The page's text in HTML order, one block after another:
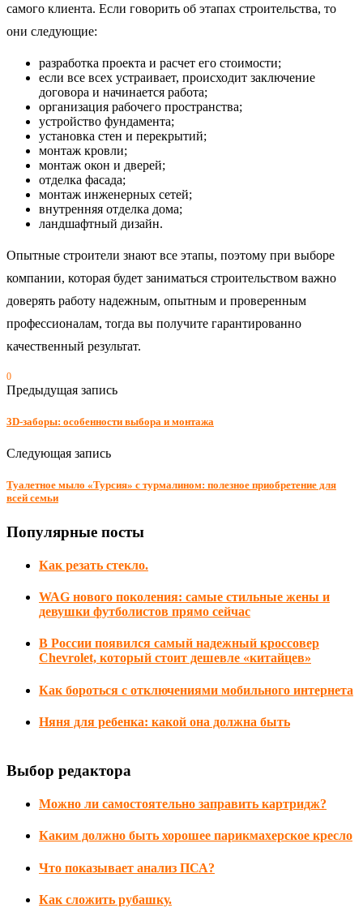
самого клиента. Если говорить об этапах строительства, то
они следующие:
разработка проекта и расчет его стоимости;
если все всех устраивает, происходит заключение
договора и начинается работа;
организация рабочего пространства;
устройство фундамента;
установка стен и перекрытий;
монтаж кровли;
монтаж окон и дверей;
отделка фасада;
монтаж инженерных сетей;
внутренняя отделка дома;
ландшафтный дизайн.
Опытные строители знают все этапы, поэтому при выборе
компании, которая будет заниматься строительством важно
доверять работу надежным, опытным и проверенным
профессионалам, тогда вы получите гарантированно
качественный результат.
0
Предыдущая запись
3D-заборы: особенности выбора и монтажа
Следующая запись
Туалетное мыло «Турсия» с турмалином: полезное приобретение для
всей семьи
Популярные посты
Как резать стекло.
WAG нового поколения: самые стильные жены и
девушки футболистов прямо сейчас
В России появился самый надежный кроссовер
Chevrolet, который стоит дешевле «китайцев»
Как бороться с отключениями мобильного интернета
Няня для ребенка: какой она должна быть
Выбор редактора
Можно ли самостоятельно заправить картридж?
Каким должно быть хорошее парикмахерское кресло
Что показывает анализ ПСА?
Как сложить рубашку.